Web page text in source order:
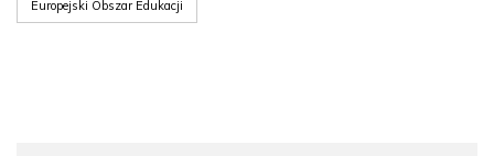
Europejski Obszar Edukacji